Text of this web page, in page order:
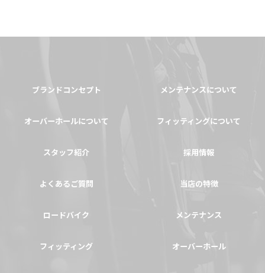
ブランドコンセプト メンテナンスについて
オーバーホールについて フィッティングについて
スタッフ紹介 採用情報
よくあるご質問 当店の特徴
ロードバイク メンテナンス
フィッティング オーバーホール